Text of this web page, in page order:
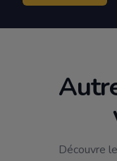
Découvre